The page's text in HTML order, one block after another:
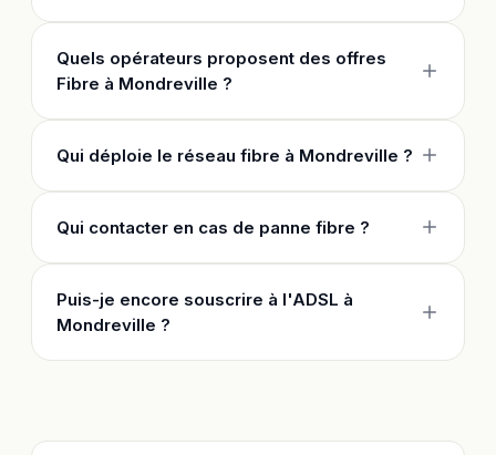
Quels opérateurs proposent des offres
Fibre à Mondreville ?
Qui déploie le réseau fibre à Mondreville ?
Qui contacter en cas de panne fibre ?
Puis-je encore souscrire à l'ADSL à
Mondreville ?